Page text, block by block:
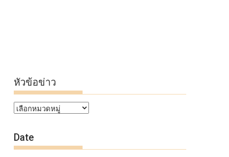
หัวข้อข่าว
หัวข้อ
Date